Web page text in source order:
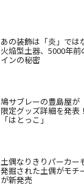
あの装飾は「炎」では
火焔型土器、5000年
インの秘密
鳩サブレーの豊島屋が
限定グッズ詳細を発表
「はとっこ」
土偶なりきりパーカー
発掘された土偶がモチ
が新発売